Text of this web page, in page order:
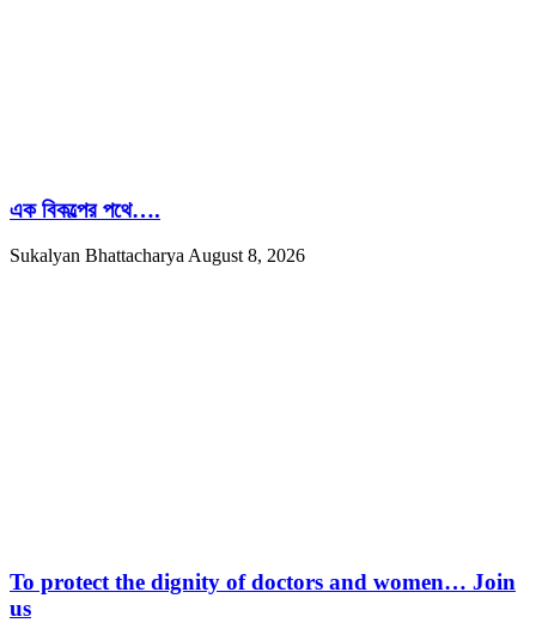
এক বিকল্পের পথে….
Sukalyan Bhattacharya August 8, 2026
To protect the dignity of doctors and women… Join
us